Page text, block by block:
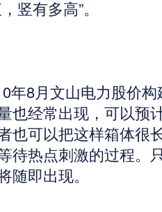
竖有多高”。
8月文山电力股价构
也经常出现，可以预
也可以把这样箱体很
待热点刺激的过程。
随即出现。